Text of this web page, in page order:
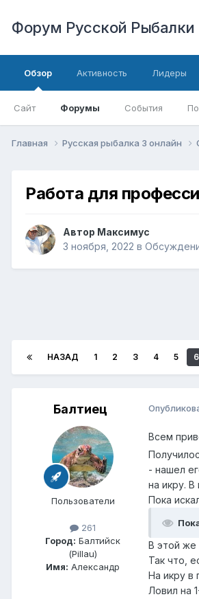
Форум Русской Рыбалки
Обзор
Сайт Форумы События
Активность Лидеры
Главная Русская рыбалка 3 онлайн
Работа для
Автор Максимус
3 ноября, 2022 в
НАЗАД 1 2 3 4 5 6
Балтиец
Пользователи
261
Город: Балтийск
(Pillau)
Имя: Александр
Всем
- нашел
на икру.
Пока
В этой же
Так что,
На икру в
Ловил на